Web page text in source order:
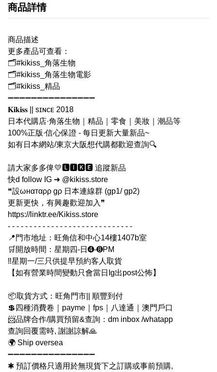
商品詳情
商品描述
更多產品可查看：
🗂#kikiss_角落生物
🗂#kikiss_角落生物電影
🗂#kikiss_精品
➖➖➖➖➖➖➖➖➖➖➖➖➖➖➖
𝐊𝐢𝐤𝐢𝐬𝐬 || sɪɴᴄᴇ 2018
日本代購店·角落生物｜精品｜零食｜美妝｜潮品等
100%正版·信心保證 - 每日更新大量新品~
如有日本網站/東京大阪想代購都歡迎查詢🔍
請大家多多俾💛🅻🅸🅺🅴 追蹤新品
快d follow IG ➜ @kikiss.store
❝設ωнαтαρρ gρ 日本連線群 (gp1/ gp2)
更新更快，有興趣歡迎加入❞
https://linktr.ee/Kikiss.store
- - - - - - - - - - - - - - - - - - - - - - - - - - - - -
📍門市地址：旺角信和中心14樓1407b室
🛒開放時間：星期四-日➍-➑PM
‼️星期一/三只供提早預約客人取貨
【如有營業時間變動只會當日Ig出post公怖】
📦取貨方式：旺角門市|| 順豐到付
💲四種消費卷｜payme｜fps｜八達通｜澳門戶口
📨品牌合作/購買預留&查詢：dm inbox /whatapp
查詢回覆需時, 謝謝諒解🙏
🌍 Ship oversea
➖➖➖➖➖➖➖➖➖➖➖➖➖➖➖
✱ 預訂價格只適用於無現貨下之訂購或事前預購,